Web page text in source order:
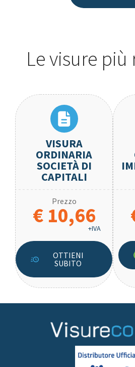
Le visure più
VISURA
ORDINARIA
SOCIETÀ DI
CAPITALI
Prezzo
€ 10,66
+IVA
OTTIENI
SUBITO